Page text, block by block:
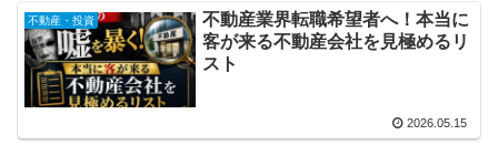
不動産・投資
不動産業界転職希望者へ！本当に
客が来る不動産会社を見極めるリ
スト
2026.05.15